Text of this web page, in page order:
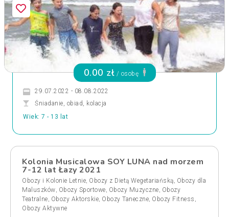
0.00 zł / osobę
29.07.2022 - 08.08.2022
Śniadanie, obiad, kolacja
Wiek: 7 - 13 lat
Kolonia Musicalowa SOY LUNA nad morzem
7-12 lat Łazy 2021
Obozy i Kolonie Letnie, Obozy z Dietą Wegetariańską, Obozy dla
Maluszków, Obozy Sportowe, Obozy Muzyczne, Obozy
Teatralne, Obozy Aktorskie, Obozy Taneczne, Obozy Fitness ,
Obozy Aktywne